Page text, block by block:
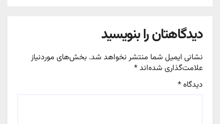
دیدگاهتان را بنویسید
نشانی ایمیل شما منتشر نخواهد شد. بخش‌های موردنیاز
علامت‌گذاری شده‌اند*
دیدگاه*